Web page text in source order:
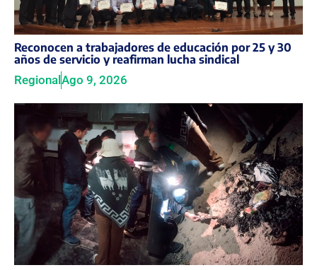
Reconocen a trabajadores de educación por 25 y 30
años de servicio y reafirman lucha sindical
RegionalAgo 9, 2026